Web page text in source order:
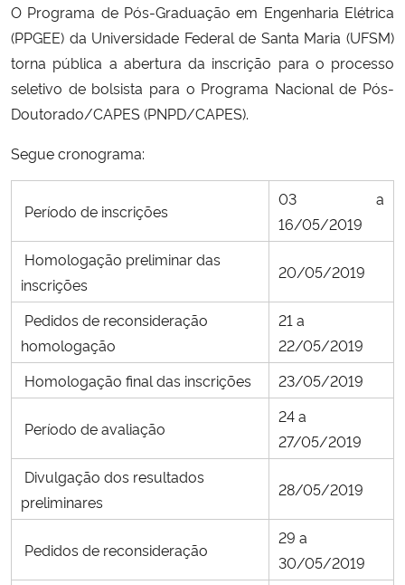
Ministério do Turismo
Secretaria-Geral
Secretaria de Governo
Gabinete de Segurança Institucional
Advocacia-Geral da União
Planalto
O Programa de Pós-Graduação em Engenharia Elétrica
(PPGEE) da Universidade Federal de Santa Maria (UFSM)
torna pública a abertura da inscrição para o processo
seletivo de bolsista para o Programa Nacional de Pós-
Doutorado/CAPES (PNPD/CAPES).
Segue cronograma:
Período de inscrições
03 a
16/05/2019
Homologação preliminar das
inscrições
20/05/2019
Pedidos de reconsideração
homologação
21 a
22/05/2019
Homologação final das inscrições
23/05/2019
Período de avaliação
24 a
27/05/2019
Divulgação dos resultados
preliminares
28/05/2019
Pedidos de reconsideração
29 a
30/05/2019